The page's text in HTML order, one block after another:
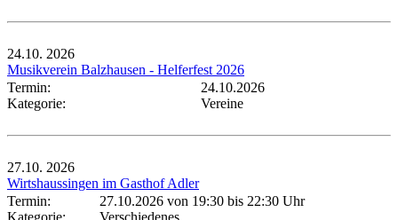
24.10. 2026
Musikverein Balzhausen - Helferfest 2026
Termin:
24.10.2026
Kategorie:
Vereine
27.10. 2026
Wirtshaussingen im Gasthof Adler
Termin:
27.10.2026 von 19:30 bis 22:30 Uhr
Kategorie:
Verschiedenes